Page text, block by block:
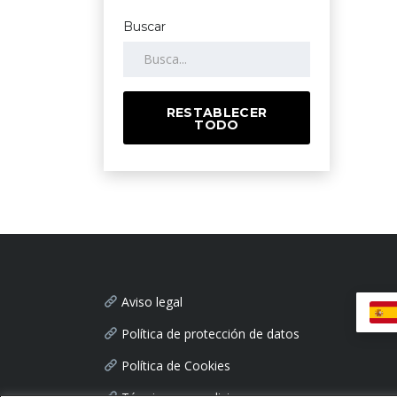
Buscar
RESTABLECER
TODO
Aviso legal
Política de protección de datos
Política de Cookies